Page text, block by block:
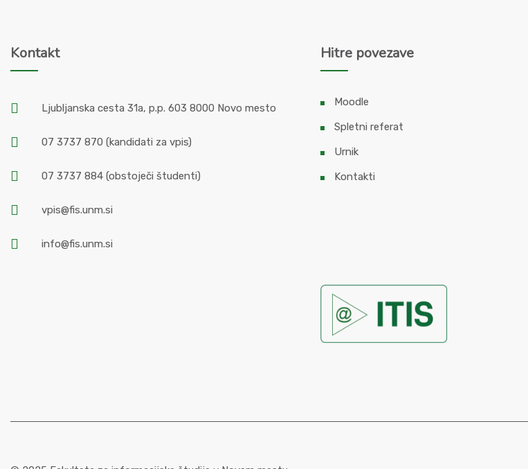
Kontakt
Ljubljanska cesta 31a, p.p. 603 8000 Novo mesto
07 3737 870 (kandidati za vpis)
07 3737 884 (obstoječi študenti)
vpis@fis.unm.si
info@fis.unm.si
Hitre povezave
Moodle
Spletni referat
Urnik
Kontakti